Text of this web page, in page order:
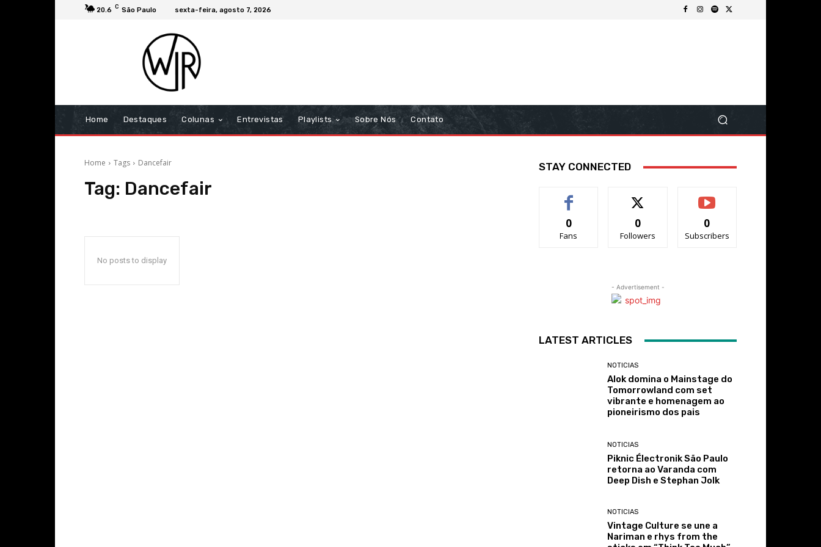
20.6 C São Paulo sexta-feira, agosto 7, 2026
Home Destaques Colunas Entrevistas Playlists Sobre Nós Contato
Home Tags Dancefair
Tag: Dancefair
No posts to display
STAY CONNECTED
0
Fans
0
Followers
0
Subscribers
- Advertisement -
LATEST ARTICLES
NOTICIAS
Alok domina o Mainstage do
Tomorrowland com set
vibrante e homenagem ao
pioneirismo dos pais
NOTICIAS
Piknic Électronik São Paulo
retorna ao Varanda com
Deep Dish e Stephan Jolk
NOTICIAS
Vintage Culture se une a
Nariman e rhys from the